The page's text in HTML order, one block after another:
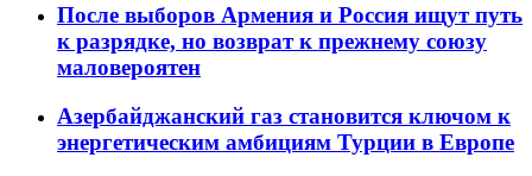
После выборов Армения и Россия ищут путь
к разрядке, но возврат к прежнему союзу
маловероятен
Азербайджанский газ становится ключом к
энергетическим амбициям Турции в Европе